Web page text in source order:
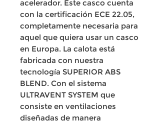
acelerador. Este casco cuenta
con la certificación ECE 22.05,
completamente necesaria para
aquel que quiera usar un casco
en Europa. La calota está
fabricada con nuestra
tecnología SUPERIOR ABS
BLEND. Con el sistema
ULTRAVENT SYSTEM que
consiste en ventilaciones
diseñadas de manera